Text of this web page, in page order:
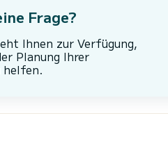
Frage?
Ihnen zur Verfügung,
Planung Ihrer